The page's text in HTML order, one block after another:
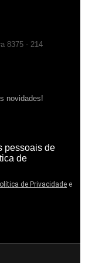
8375 - 214
novidades!
pessoais de
de
de Privacidade e